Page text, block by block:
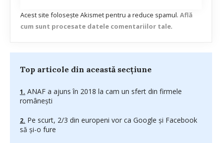
Acest site folosește Akismet pentru a reduce spamul. Află
cum sunt procesate datele comentariilor tale.
Top articole din această secțiune
ANAF a ajuns în 2018 la cam un sfert din firmele
românești
Pe scurt, 2/3 din europeni vor ca Google și Facebook
să și-o fure